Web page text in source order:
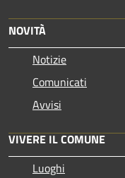
NOVITÀ
Notizie
Comunicati
Avvisi
VIVERE IL COMUNE
Luoghi